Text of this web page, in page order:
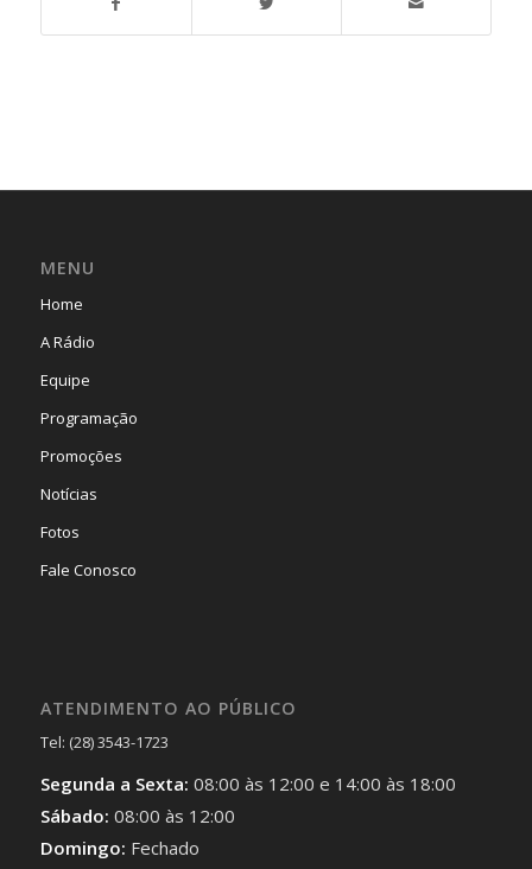
MENU
Home
A Rádio
Equipe
Programação
Promoções
Notícias
Fotos
Fale Conosco
ATENDIMENTO AO PÚBLICO
Tel: (28) 3543-1723
Segunda a Sexta: 08:00 às 12:00 e 14:00 às 18:00
Sábado: 08:00 às 12:00
Domingo: Fechado